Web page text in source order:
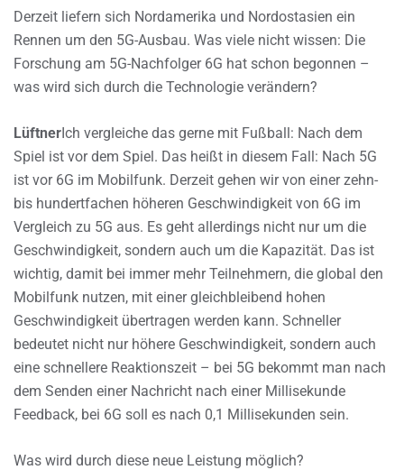
Derzeit liefern sich Nordamerika und Nordostasien ein
Rennen um den 5G-Ausbau. Was viele nicht wissen: Die
Forschung am 5G-Nachfolger 6G hat schon begonnen –
was wird sich durch die Technologie verändern?
LüftnerIch vergleiche das gerne mit Fußball: Nach dem
Spiel ist vor dem Spiel. Das heißt in diesem Fall: Nach 5G
ist vor 6G im Mobilfunk. Derzeit gehen wir von einer zehn-
bis hundertfachen höheren Geschwindigkeit von 6G im
Vergleich zu 5G aus. Es geht allerdings nicht nur um die
Geschwindigkeit, sondern auch um die Kapazität. Das ist
wichtig, damit bei immer mehr Teilnehmern, die global den
Mobilfunk nutzen, mit einer gleichbleibend hohen
Geschwindigkeit übertragen werden kann. Schneller
bedeutet nicht nur höhere Geschwindigkeit, sondern auch
eine schnellere Reaktionszeit – bei 5G bekommt man nach
dem Senden einer Nachricht nach einer Millisekunde
Feedback, bei 6G soll es nach 0,1 Millisekunden sein.
Was wird durch diese neue Leistung möglich?